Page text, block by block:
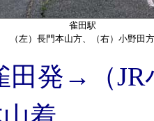
雀田駅
（左）長門本山方、（右）小野田方
田発→（